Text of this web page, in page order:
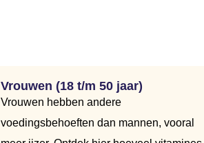
Vrouwen (18 t/m 50 jaar)
Vrouwen hebben andere
voedingsbehoeften dan mannen, vooral